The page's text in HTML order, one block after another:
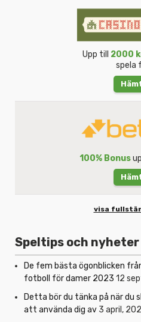
Upp till 2000
spela
100% Bonus
visa
Speltips och nyheter
De fem bästa ögonblicken
fotboll för damer 2023 12
Detta bör du tänka på när
att använda dig av 3 april,